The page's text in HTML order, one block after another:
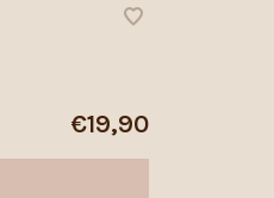
€19,90